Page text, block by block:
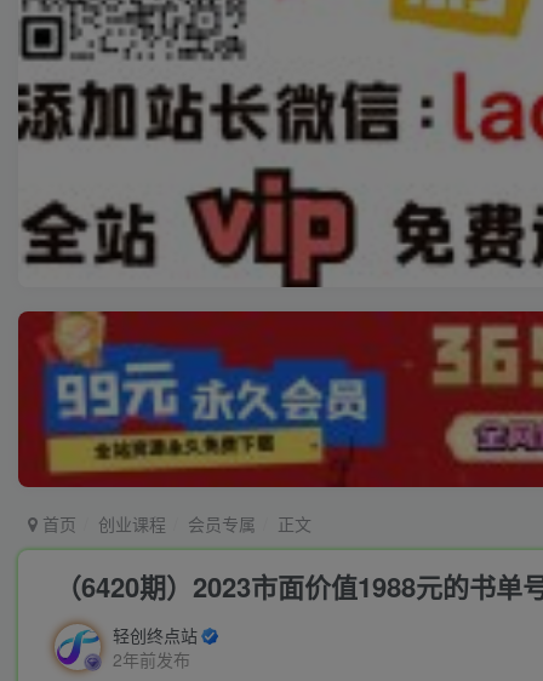
首页 创业课程 会员专属 正文
（6420期）2023市面价值1988元的书
轻创终点站
2年前发布